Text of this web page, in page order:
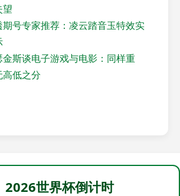
望
期号专家推荐：凌云踏音玉特效实
金斯谈电子游戏与电影：同样重
低之分
2026世界杯倒计时